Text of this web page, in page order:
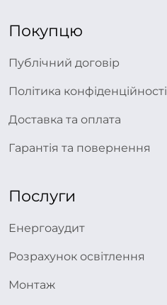
Покупцю
Публічний договір
Політика конфіденційності
Доставка та оплата
Гарантія та повернення
Послуги
Енергоаудит
Розрахунок освітлення
Монтаж